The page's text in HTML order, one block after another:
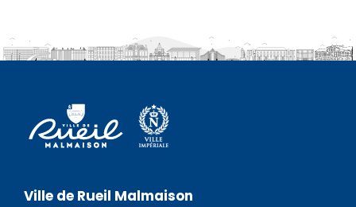
Ville de Rueil Malmaison